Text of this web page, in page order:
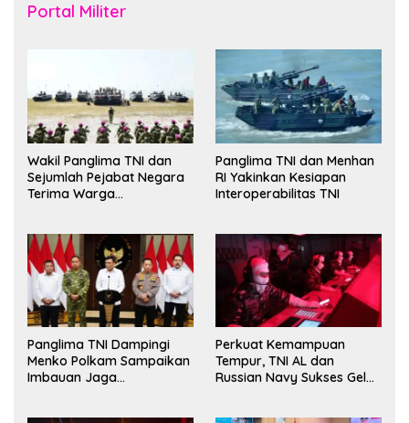
Portal Militer
Wakil Panglima TNI dan
Sejumlah Pejabat Negara
Terima Warga
Panglima TNI dan Menhan
RI Yakinkan Kesiapan
Interoperabilitas TNI
Panglima TNI Dampingi
Menko Polkam Sampaikan
Imbauan Jaga
Perkuat Kemampuan
Tempur, TNI AL dan
Russian Navy Sukses Gelar